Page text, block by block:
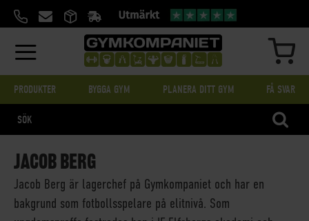
TILL
PRODUKTER BYGGA GYM PLANERA DITT GYM FÅ SVAR
JACOB BERG
Jacob Berg är lagerchef på Gymkompaniet och har en
bakgrund som fotbollsspelare på elitnivå. Som